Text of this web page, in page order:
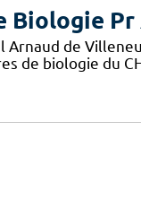
Biologie
de
de biologie du